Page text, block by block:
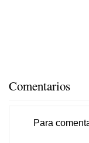
Comentarios
Para